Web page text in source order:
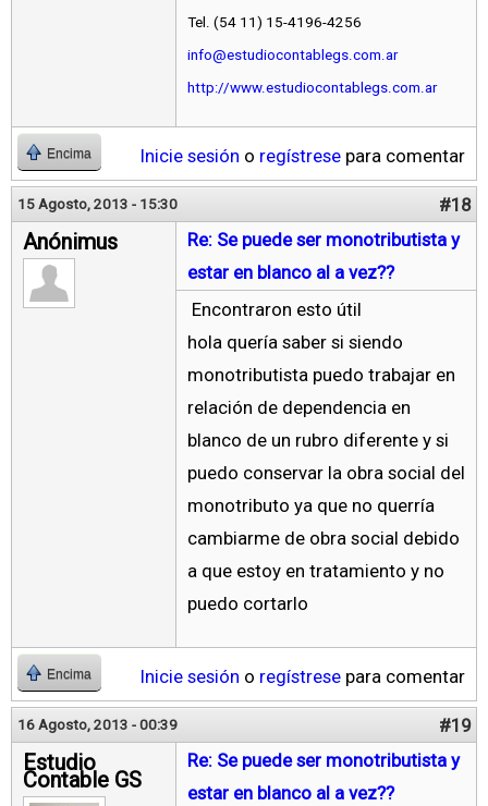
Tel. (54 11) 15-4196-4256
info@estudiocontablegs.com.ar
http://www.estudiocontablegs.com.ar
Encima Inicie sesión o regístrese para comentar
15 Agosto, 2013 - 15:30 #18
Anónimus
Re: Se puede ser monotributista y
estar en blanco al a vez??
Encontraron esto útil
hola quería saber si siendo
monotributista puedo trabajar en
relación de dependencia en
blanco de un rubro diferente y si
puedo conservar la obra social del
monotributo ya que no querría
cambiarme de obra social debido
a que estoy en tratamiento y no
puedo cortarlo
Encima Inicie sesión o regístrese para comentar
16 Agosto, 2013 - 00:39 #19
Estudio
Contable GS
Re: Se puede ser monotributista y
estar en blanco al a vez??